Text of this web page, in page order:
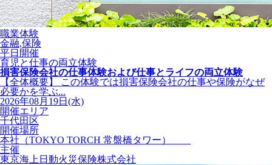
職業体験
金融,保険
平日開催
育児と仕事の両立体験
損害保険会社の仕事体験および仕事とライフの両立体験
【全体概要】 この体験では損害保険会社の仕事や保険がなぜ
必要かを学ぶ...
2026年08月19日(水)
開催エリア
千代田区
開催場所
本社（TOKYO TORCH 常盤橋タワー）
主催
東京海上日動火災保険株式会社